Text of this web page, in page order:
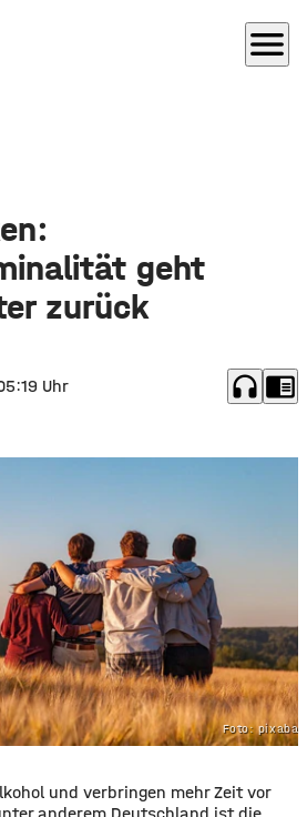
menu
geht
zurück
Uhr headphones chrome_reader_mode
Foto:
und verbringen mehr Zeit vor